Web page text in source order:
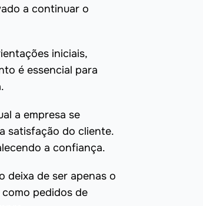
a continuar o
iniciais,
é essencial para
a empresa se
satisfação do cliente.
a confiança.
deixa de ser apenas o
pedidos de